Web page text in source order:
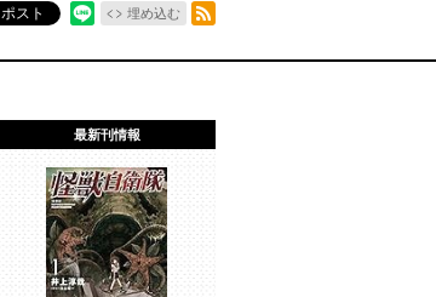
ポスト 埋め込む
最新刊情報